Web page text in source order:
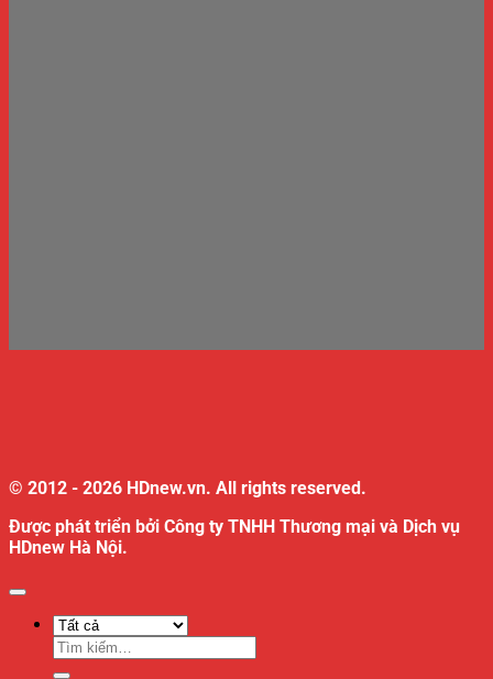
© 2012 - 2026 HDnew.vn. All rights reserved.
Được phát triển bởi Công ty TNHH Thương mại và Dịch vụ
HDnew Hà Nội.
Tìm